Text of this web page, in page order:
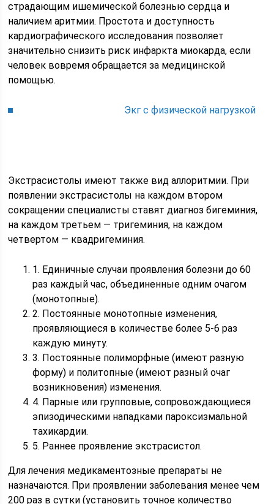
страдающим ишемической болезнью сердца и
наличием аритмии. Простота и доступность
кардиографического исследования позволяет
значительно снизить риск инфаркта миокарда, если
человек вовремя обращается за медицинской
помощью.
Экг с физической нагрузкой
Экстрасистолы имеют также вид аллоритмии. При
появлении экстрасистолы на каждом втором
сокращении специалисты ставят диагноз бигеминия,
на каждом третьем — тригеминия, на каждом
четвертом — квадригеминия.
1. Единичные случаи проявления болезни до 60
раз каждый час, объединенные одним очагом
(монотопные).
2. Постоянные монотопные изменения,
проявляющиеся в количестве более 5-6 раз
каждую минуту.
3. Постоянные полиморфные (имеют разную
форму) и политопные (имеют разный очаг
возникновения) изменения.
4. Парные или групповые, сопровождающиеся
эпизодическими нападками пароксизмальной
тахикардии.
5. Раннее проявление экстрасистол.
Для лечения медикаментозные препараты не
назначаются. При проявлении заболевания менее чем
200 раз в сутки (установить точное количество